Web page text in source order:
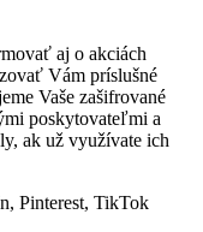
aj o akciách
Vám príslušné
Vaše zašifrované
poskytovateľmi a
ak už využívate ich
Pinterest, TikTok